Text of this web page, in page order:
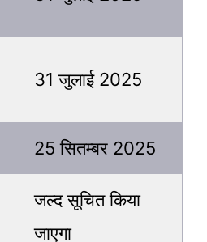
31 जुलाई 2025
25 सितम्बर 2025
जल्द सूचित किया
जाएगा